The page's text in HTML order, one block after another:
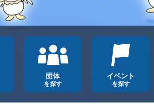
団体
を探す
イベント
を探す